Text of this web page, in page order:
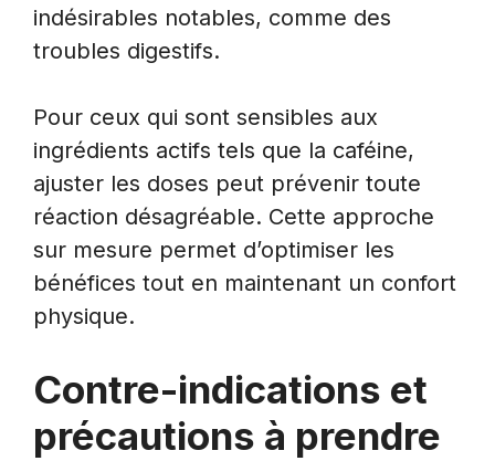
indésirables notables, comme des
troubles digestifs.
Pour ceux qui sont sensibles aux
ingrédients actifs tels que la caféine,
ajuster les doses peut prévenir toute
réaction désagréable. Cette approche
sur mesure permet d’optimiser les
bénéfices tout en maintenant un confort
physique.
Contre-indications et
précautions à prendre